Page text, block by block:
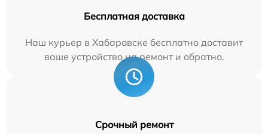
Бесплатная доставка
Наш курьер в Хабаровске бесплатно доставит
ваше устройство на ремонт и обратно.
Срочный ремонт